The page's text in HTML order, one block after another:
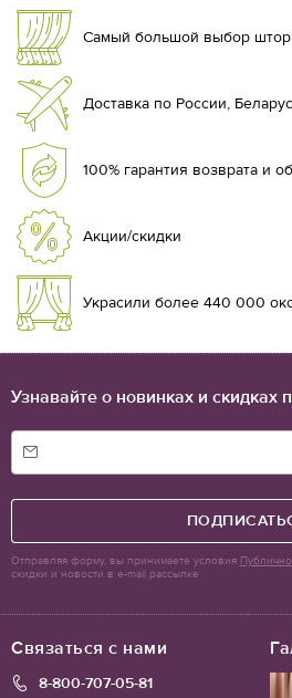
Самый большой выбор штор
Доставка по России,
100% гарантия возврата и
Акции/скидки
Украсили более 440 000
Связаться с нами
8-800-707-05-81
Узнавайте о новинках и скидках
Отправляя форму, вы принимаете условия
скидки и новости в e-mail рассылке